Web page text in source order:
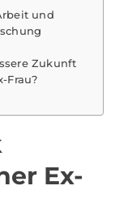
und
Zukunft
Frau?
Ex-